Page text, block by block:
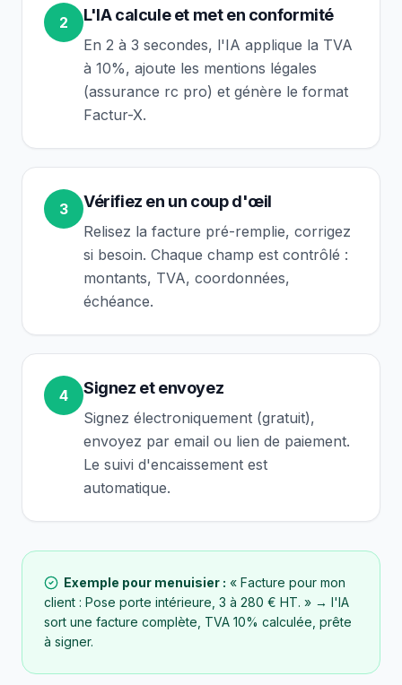
2 L'IA calcule et met en conformité
En 2 à 3 secondes, l'IA applique la TVA
à 10%, ajoute les mentions légales
(assurance rc pro) et génère le format
Factur-X.
3 Vérifiez en un coup d'œil
Relisez la facture pré-remplie, corrigez
si besoin. Chaque champ est contrôlé :
montants, TVA, coordonnées,
échéance.
4 Signez et envoyez
Signez électroniquement (gratuit),
envoyez par email ou lien de paiement.
Le suivi d'encaissement est
automatique.
Exemple pour menuisier : « Facture pour mon
client : Pose porte intérieure, 3 à 280 € HT. » → l'IA
sort une facture complète, TVA 10% calculée, prête
à signer.